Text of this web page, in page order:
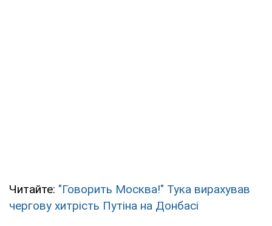
Читайте: "Говорить Москва!" Тука вирахував
чергову хитрість Путіна на Донбасі